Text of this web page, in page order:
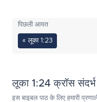
पिछली आयत
« लूका 1:23
लूका 1:24 क्रॉस संदर्भ
इस बाइबल पाठ के लिए हमारी